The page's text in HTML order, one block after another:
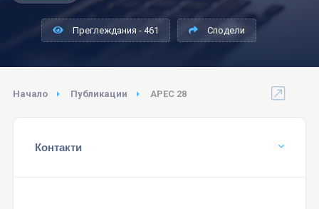
Преглеждания - 461 Сподели
Начало Публикации АРЕС 28
Контакти